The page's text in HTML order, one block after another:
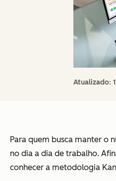
Atualizado:
Para quem busca manter o
no dia a dia de trabalho.
conhecer a metodologia